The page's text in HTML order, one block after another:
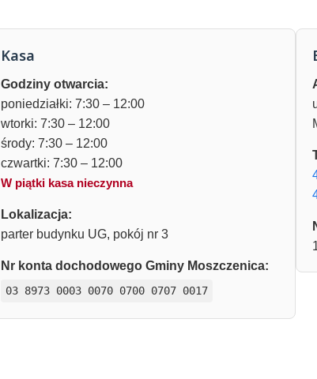
Kasa
Godziny otwarcia:
poniedziałki: 7:30 – 12:00
wtorki: 7:30 – 12:00
środy: 7:30 – 12:00
czwartki: 7:30 – 12:00
W piątki kasa nieczynna
Lokalizacja:
parter budynku UG, pokój nr 3
Nr konta dochodowego Gminy Moszczenica:
03 8973 0003 0070 0700 0707 0017